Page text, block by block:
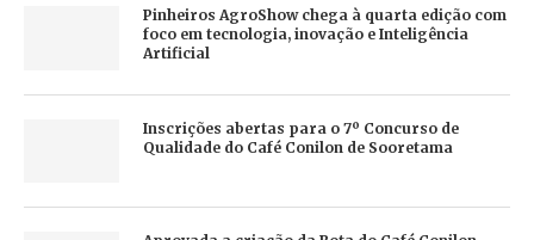
Pinheiros AgroShow chega à quarta edição com
foco em tecnologia, inovação e Inteligência
Artificial
Inscrições abertas para o 7º Concurso de
Qualidade do Café Conilon de Sooretama